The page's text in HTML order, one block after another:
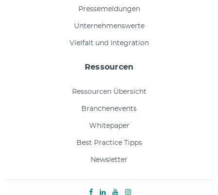
Pressemeldungen
Unternehmenswerte
Vielfalt und Integration
Ressourcen
Ressourcen Übersicht
Branchenevents
Whitepaper
Best Practice Tipps
Newsletter